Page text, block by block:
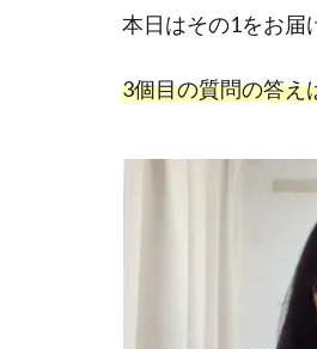
本日はその1をお届
3個目の質問の答え